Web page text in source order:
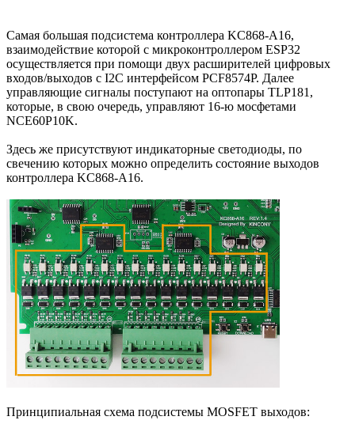
Самая большая подсистема контроллера KC868-A16,
взаимодействие которой с микроконтроллером ESP32
осуществляется при помощи двух расширителей цифровых
входов/выходов c I2C интерфейсом PCF8574P. Далее
управляющие сигналы поступают на оптопары TLP181,
которые, в свою очередь, управляют 16-ю мосфетами
NCE60P10K.
Здесь же присутствуют индикаторные светодиоды, по
свечению которых можно определить состояние выходов
контроллера KC868-A16.
Принципиальная схема подсистемы MOSFET выходов: